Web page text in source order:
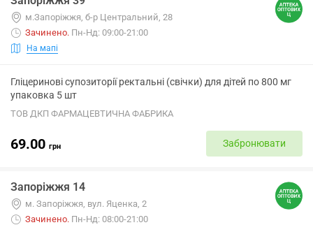
м.Запоріжжя, б-р Центральний, 28
Зачинено. Пн-Нд: 09:00-21:00
На мапі
Гліцеринові супозиторії ректальні (свічки) для дітей по 800 мг
упаковка 5 шт
ТОВ ДКП ФАРМАЦЕВТИЧНА ФАБРИКА
69.00 грн Забронювати
Запоріжжя 14
м. Запоріжжя, вул. Яценка, 2
Зачинено. Пн-Нд: 08:00-21:00